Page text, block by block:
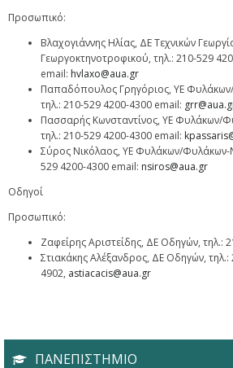
Προσωπικό:
Βλαχογιάννης Ηλίας, ΔΕ Τεχνικών
Γεωργοκτηνοτροφικού, τηλ.: 210-529
email: hvlaxo@aua.gr
Παπαδόπουλος Γρηγόριος, ΥΕ
τηλ.: 210-529 4200-4300 email:
Πασσαρής Κωνσταντίνος, ΥΕ Φυλάκων/
τηλ.: 210-529 4200-4300 email:
Σύρος Νικόλαος, ΥΕ Φυλάκων/Φυλάκων-
529 4200-4300 email: nsiros@aua.gr
Οδηγοί
Προσωπικό:
Ζαφείρης Αριστείδης, ΔΕ Οδηγών, τηλ.:
Στιακάκης Αλέξανδρος, ΔΕ Οδηγών, τηλ.:
4902, astiacacis@aua.gr
ΠΑΝΕΠΙΣΤΗΜΙΟ